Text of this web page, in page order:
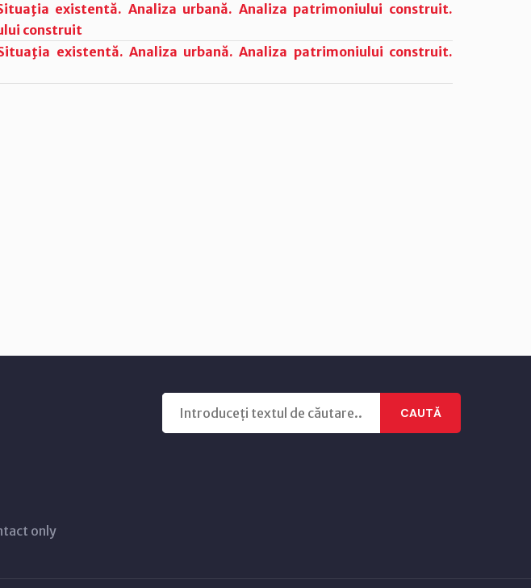
existentă. Analiza urbană. Analiza patrimoniului construit.
construit
existentă. Analiza urbană. Analiza patrimoniului construit.
only
CAUTĂ